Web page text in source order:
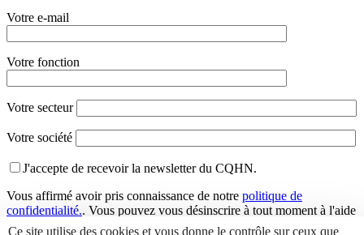
Votre e-mail
Votre fonction
Votre secteur
Votre société
J'accepte de recevoir la newsletter du CQHN.
Vous affirmé avoir pris connaissance de notre politique de
confidentialité.. Vous pouvez vous désinscrire à tout moment à l'aide
des liens de désinscription ou en nous contactant à l'adresse
Ce site utilise des cookies et vous donne le contrôle sur ceux que